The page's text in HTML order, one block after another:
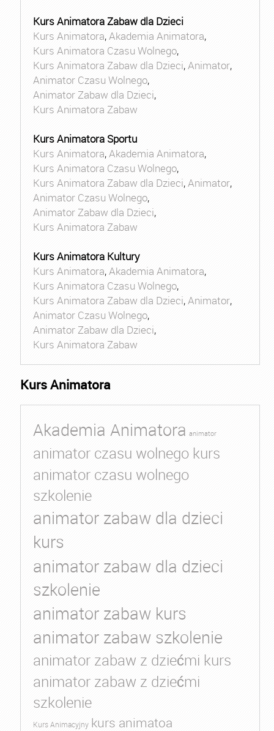
Kurs Animatora Zabaw dla Dzieci
Kurs Animatora,Akademia Animatora,
Kurs Animatora Czasu Wolnego,
Kurs Animatora Zabaw dla Dzieci,Animator,
Animator Czasu Wolnego,
Animator Zabaw dla Dzieci,
Kurs Animatora Zabaw
Kurs Animatora Sportu
Kurs Animatora,Akademia Animatora,
Kurs Animatora Czasu Wolnego,
Kurs Animatora Zabaw dla Dzieci,Animator,
Animator Czasu Wolnego,
Animator Zabaw dla Dzieci,
Kurs Animatora Zabaw
Kurs Animatora Kultury
Kurs Animatora,Akademia Animatora,
Kurs Animatora Czasu Wolnego,
Kurs Animatora Zabaw dla Dzieci,Animator,
Animator Czasu Wolnego,
Animator Zabaw dla Dzieci,
Kurs Animatora Zabaw
Kurs Animatora
Akademia Animatora animator
animator czasu wolnego kurs
animator czasu wolnego
szkolenie
animator zabaw dla dzieci
kurs
animator zabaw dla dzieci
szkolenie
animator zabaw kurs
animator zabaw szkolenie
animator zabaw z dziećmi kurs
animator zabaw z dziećmi
szkolenie
Kurs Animacyjny kurs animatoa